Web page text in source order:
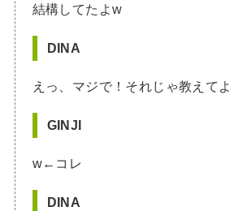
結構してたよw
DINA
えっ、マジで！それじゃ教えてよ
GINJI
w←コレ
DINA